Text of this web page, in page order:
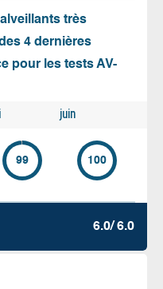
très
4 dernières
pour les tests AV-
juin
99 100
6.0/ 6.0